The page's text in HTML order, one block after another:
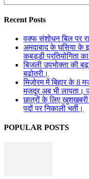
Recent Posts
वक्फ संशोधन बिल पर
अमदाबाद के घसिया के
कबड्डी प्रतियोगिता
बिजली उपभोक्ता की
बढ़ोतरी।
मिज़ोरम में बिहार के 8
मजदूर अब भी लापता।
छात्रों के लिए
पदों पर निकाली भर्ती।
POPULAR POSTS